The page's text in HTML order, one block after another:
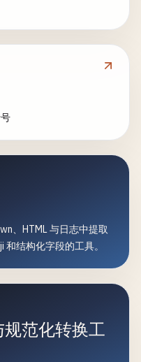
、HTML 与日志中提取
结构化字段的工具。
范化转换工